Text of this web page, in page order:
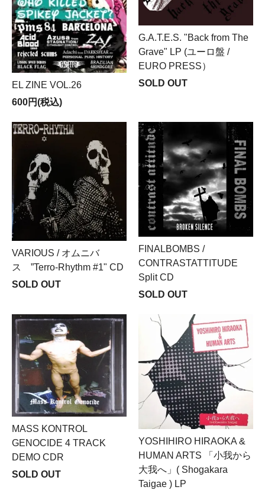
EL ZINE VOL.26
600円(税込)
G.A.T.E.S. "Back from The
Grave" LP (ユーロ盤 /
EURO PRESS）
SOLD OUT
VARIOUS / オムニバ
ス ”Terro-Rhythm #1" CD
SOLD OUT
FINALBOMBS /
CONTRASTATTITUDE
Split CD
SOLD OUT
MASS KONTROL
GENOCIDE 4 TRACK
DEMO CDR
SOLD OUT
YOSHIHIRO HIRAOKA &
HUMAN ARTS 「小我から
大我へ」( Shogakara
Taigae ) LP